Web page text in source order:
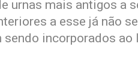
urnas mais antigos a
a esse já não
incorporados ao